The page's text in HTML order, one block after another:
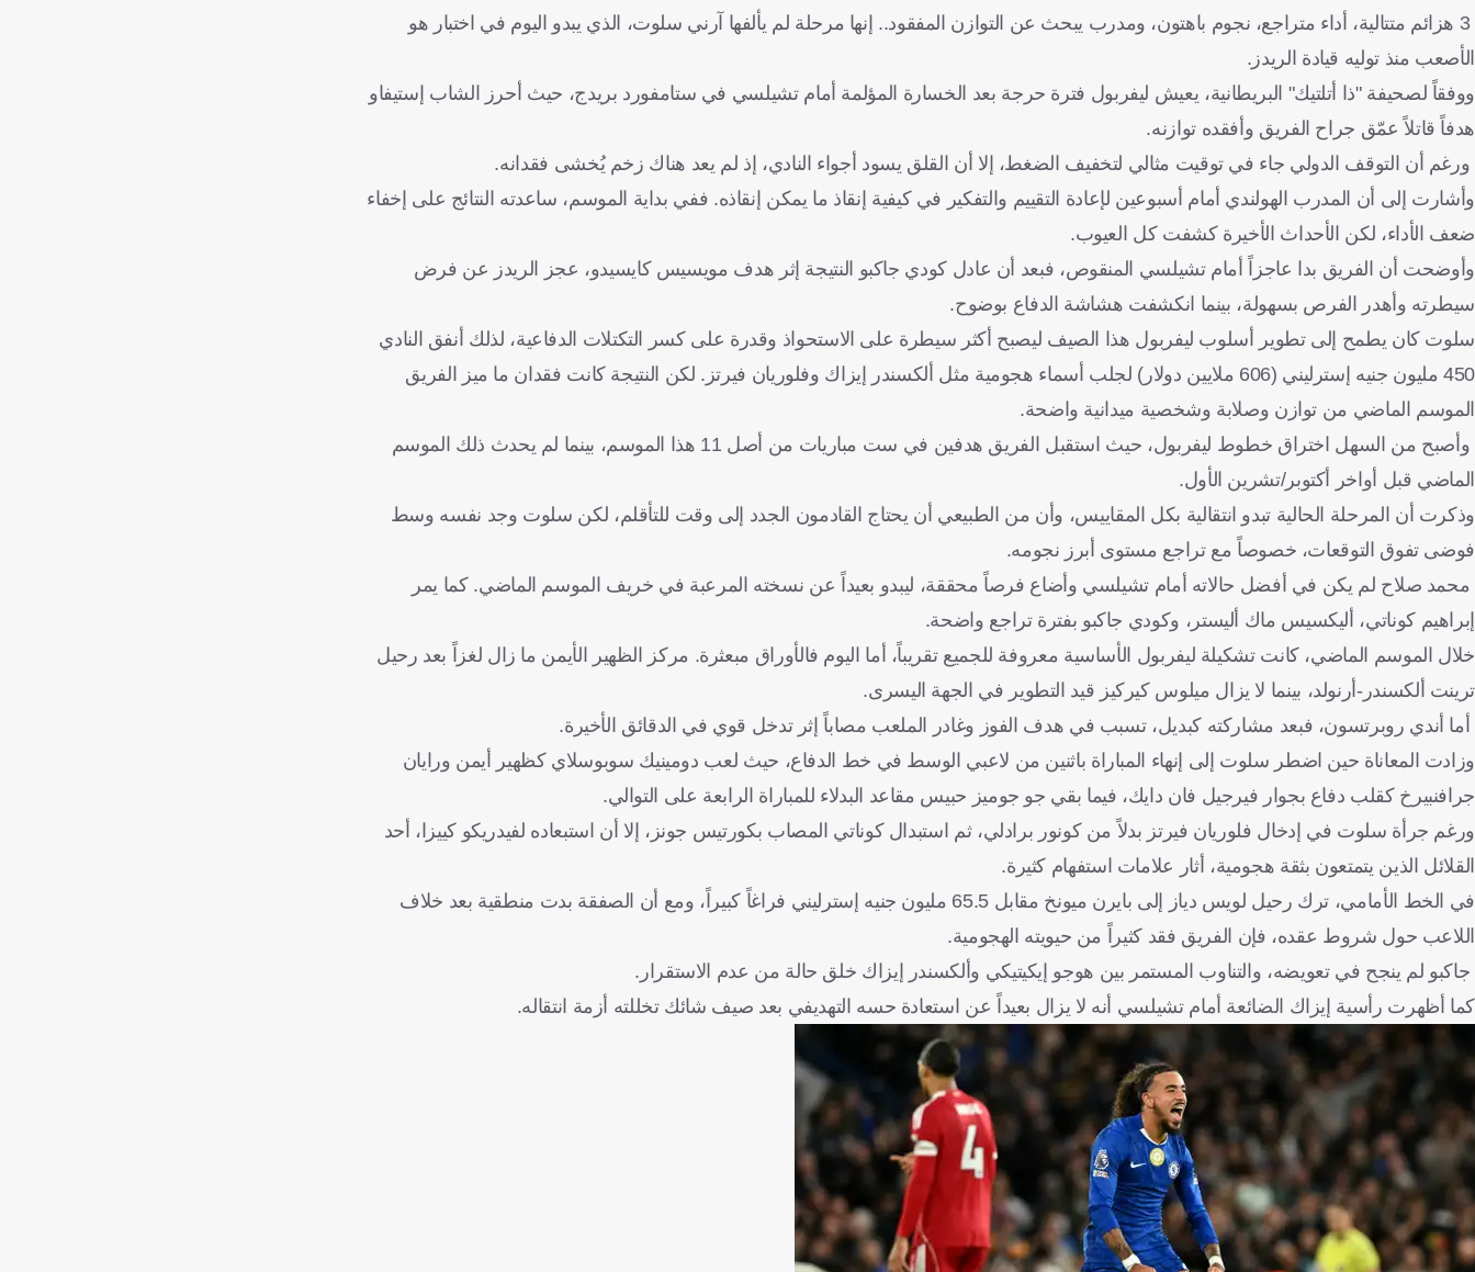
3 هزائم متتالية، أداء متراجع، نجوم باهتون، ومدرب يبحث عن التوازن المفقود.. إنها مرحلة لم يألفها آرني سلوت، الذي يبدو اليوم في اختبار هو
الأصعب منذ توليه قيادة الريدز.
ووفقاً لصحيفة "ذا أتلتيك" البريطانية، يعيش ليفربول فترة حرجة بعد الخسارة المؤلمة أمام تشيلسي في ستامفورد بريدج، حيث أحرز الشاب إستيفاو
هدفاً قاتلاً عمّق جراح الفريق وأفقده توازنه.
ورغم أن التوقف الدولي جاء في توقيت مثالي لتخفيف الضغط، إلا أن القلق يسود أجواء النادي، إذ لم يعد هناك زخم يُخشى فقدانه.
وأشارت إلى أن المدرب الهولندي أمام أسبوعين لإعادة التقييم والتفكير في كيفية إنقاذ ما يمكن إنقاذه. ففي بداية الموسم، ساعدته النتائج على إخفاء
ضعف الأداء، لكن الأحداث الأخيرة كشفت كل العيوب.
وأوضحت أن الفريق بدا عاجزاً أمام تشيلسي المنقوص، فبعد أن عادل كودي جاكبو النتيجة إثر هدف مويسيس كايسيدو، عجز الريدز عن فرض
سيطرته وأهدر الفرص بسهولة، بينما انكشفت هشاشة الدفاع بوضوح.
سلوت كان يطمح إلى تطوير أسلوب ليفربول هذا الصيف ليصبح أكثر سيطرة على الاستحواذ وقدرة على كسر التكتلات الدفاعية، لذلك أنفق النادي
450 مليون جنيه إسترليني (606 ملايين دولار) لجلب أسماء هجومية مثل ألكسندر إيزاك وفلوريان فيرتز. لكن النتيجة كانت فقدان ما ميز الفريق
الموسم الماضي من توازن وصلابة وشخصية ميدانية واضحة.
وأصبح من السهل اختراق خطوط ليفربول، حيث استقبل الفريق هدفين في ست مباريات من أصل 11 هذا الموسم، بينما لم يحدث ذلك الموسم
الماضي قبل أواخر أكتوبر/تشرين الأول.
وذكرت أن المرحلة الحالية تبدو انتقالية بكل المقاييس، وأن من الطبيعي أن يحتاج القادمون الجدد إلى وقت للتأقلم، لكن سلوت وجد نفسه وسط
فوضى تفوق التوقعات، خصوصاً مع تراجع مستوى أبرز نجومه.
محمد صلاح لم يكن في أفضل حالاته أمام تشيلسي وأضاع فرصاً محققة، ليبدو بعيداً عن نسخته المرعبة في خريف الموسم الماضي. كما يمر
إبراهيم كوناتي، أليكسيس ماك أليستر، وكودي جاكبو بفترة تراجع واضحة.
خلال الموسم الماضي، كانت تشكيلة ليفربول الأساسية معروفة للجميع تقريباً، أما اليوم فالأوراق مبعثرة. مركز الظهير الأيمن ما زال لغزاً بعد رحيل
ترينت ألكسندر-أرنولد، بينما لا يزال ميلوس كيركيز قيد التطوير في الجهة اليسرى.
أما أندي روبرتسون، فبعد مشاركته كبديل، تسبب في هدف الفوز وغادر الملعب مصاباً إثر تدخل قوي في الدقائق الأخيرة.
وزادت المعاناة حين اضطر سلوت إلى إنهاء المباراة باثنين من لاعبي الوسط في خط الدفاع، حيث لعب دومينيك سوبوسلاي كظهير أيمن ورايان
جرافنبيرخ كقلب دفاع بجوار فيرجيل فان دايك، فيما بقي جو جوميز حبيس مقاعد البدلاء للمباراة الرابعة على التوالي.
ورغم جرأة سلوت في إدخال فلوريان فيرتز بدلاً من كونور برادلي، ثم استبدال كوناتي المصاب بكورتيس جونز، إلا أن استبعاده لفيدريكو كييزا، أحد
القلائل الذين يتمتعون بثقة هجومية، أثار علامات استفهام كثيرة.
في الخط الأمامي، ترك رحيل لويس دياز إلى بايرن ميونخ مقابل 65.5 مليون جنيه إسترليني فراغاً كبيراً، ومع أن الصفقة بدت منطقية بعد خلاف
اللاعب حول شروط عقده، فإن الفريق فقد كثيراً من حيويته الهجومية.
جاكبو لم ينجح في تعويضه، والتناوب المستمر بين هوجو إيكيتيكي وألكسندر إيزاك خلق حالة من عدم الاستقرار.
كما أظهرت رأسية إيزاك الضائعة أمام تشيلسي أنه لا يزال بعيداً عن استعادة حسه التهديفي بعد صيف شائك تخللته أزمة انتقاله.